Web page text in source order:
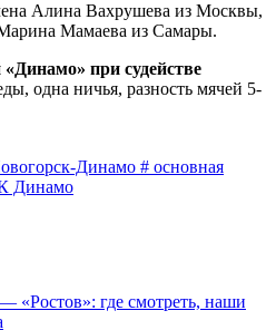
Алина Вахрушева из Москвы,
Мамаева из Самары.
при судействе
одна ничья, разность мячей 5-
Динамо # основная
Динамо